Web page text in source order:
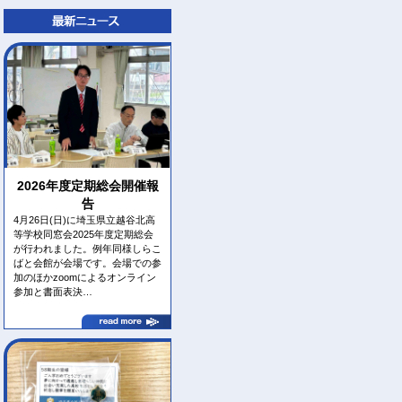
2026年度定期総会開催報
告
4月26日(日)に埼玉県立越谷北高
等学校同窓会2025年度定期総会
が行われました。例年同様しらこ
ばと会館が会場です。会場での参
加のほかzoomによるオンライン
参加と書面表決…